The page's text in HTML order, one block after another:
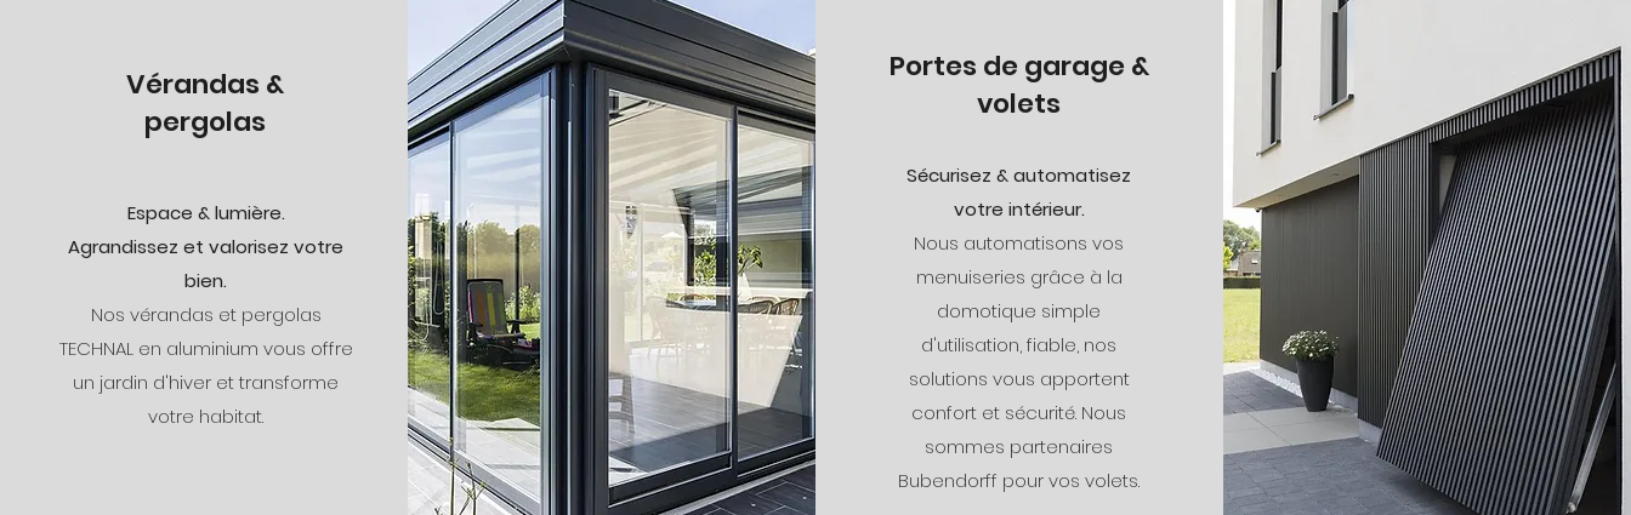
Vérandas &
pergolas
Espace & lumière.
Agrandissez et valorisez votre
bien.
Nos vérandas et pergolas
TECHNAL en aluminium vous offre
un jardin d'hiver et transforme
votre habitat.
Portes de garage &
volets
Sécurisez & automatisez
votre intérieur.
Nous automatisons vos
menuiseries grâce à la
domotique simple
d'utilisation, fiable, nos
solutions vous apportent
confort et sécurité. Nous
sommes partenaires
Bubendorff pour vos volets.